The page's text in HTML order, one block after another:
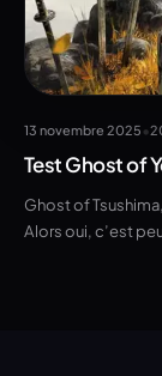
13 novembre 2025 •
Test Ghost of
Ghost of
Alors oui, c’est